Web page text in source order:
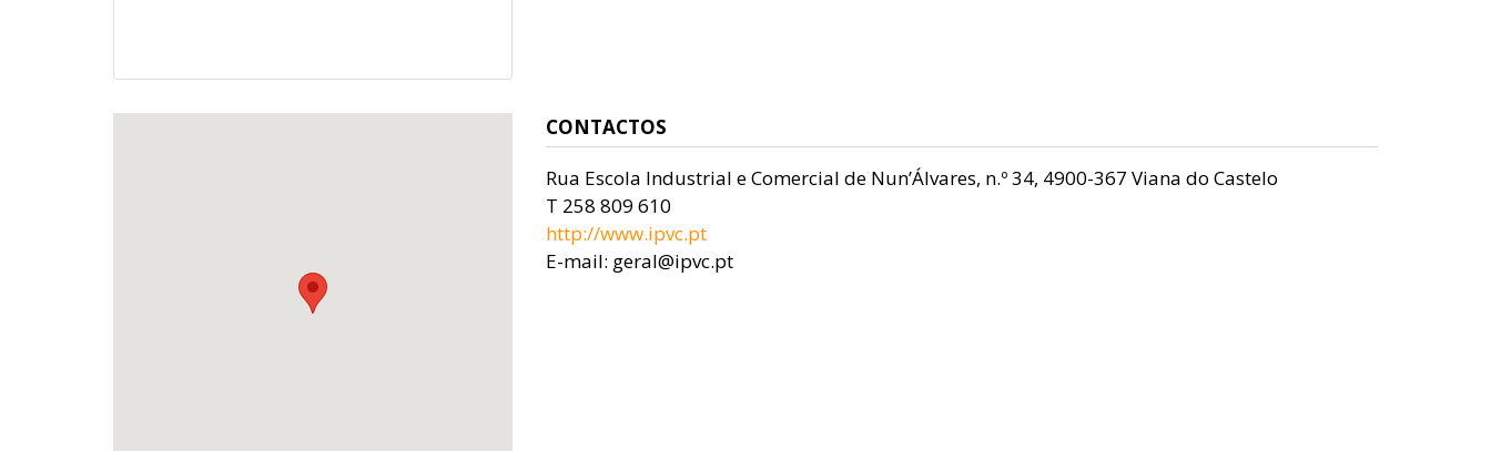
CONTACTOS
Rua Escola Industrial e Comercial de Nun’Álvares, n.º 34, 4900-367 Viana do Castelo
T 258 809 610
http://www.ipvc.pt
E-mail: geral@ipvc.pt